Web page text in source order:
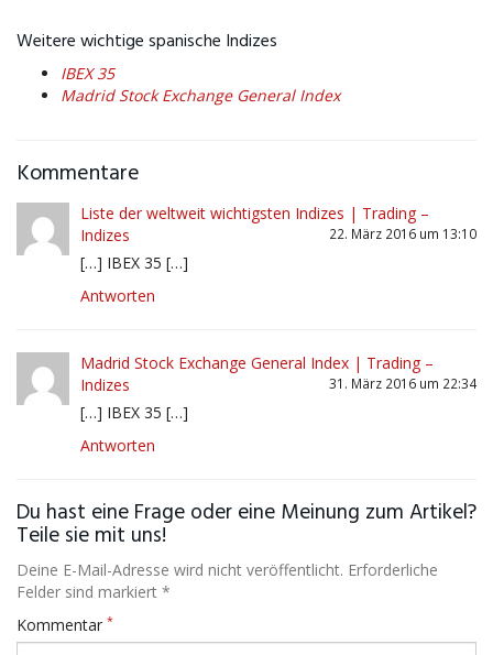
Weitere wichtige spanische Indizes
IBEX 35
Madrid Stock Exchange General Index
Kommentare
Liste der weltweit wichtigsten Indizes | Trading –
Indizes
22. März 2016 um 13:10
[…] IBEX 35 […]
Antworten
Madrid Stock Exchange General Index | Trading –
Indizes
31. März 2016 um 22:34
[…] IBEX 35 […]
Antworten
Du hast eine Frage oder eine Meinung zum Artikel?
Teile sie mit uns!
Deine E-Mail-Adresse wird nicht veröffentlicht. Erforderliche
Felder sind markiert *
Kommentar *